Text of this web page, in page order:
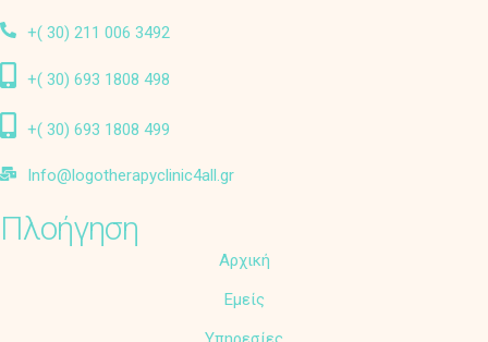
+( 30) 211 006 3492
+( 30) 693 1808 498
+( 30) 693 1808 499
Info@logotherapyclinic4all.gr
Πλοήγηση
Αρχική
Εμείς